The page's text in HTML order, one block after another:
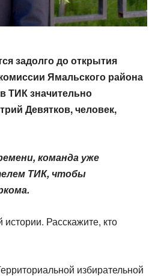
задолго до открытия
Ямальского района
ТИК значительно
Девятков, человек,
команда уже
ТИК, чтобы
Расскажите, кто
избирательной